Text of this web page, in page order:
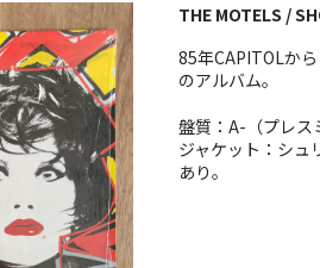
THE MOTELS /
85年CAPITOLか
のアルバム。
盤質：A-（プレス
ジャケット：シュ
あり。